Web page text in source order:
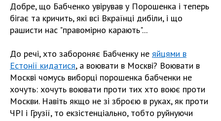
Добре, що Бабченко увірував у Порошенка і теперь
бігає та кричить, які всі Вкраїнці дибіли, і що
рашисти нас "правомірно карають"...
До речі, хто забороняє Бабченку не яйцями в
Естонії кидатися, а воювати в Москві? Воювати в
Москві чомусь виборці порошенка бабченки не
хочуть: хочуть воювати проти тих хто воює проти
Москви. Навіть якщо не зі зброєю в руках, як проти
ЧРІ і Грузії, то екзістенціально, тобто руйнуючи